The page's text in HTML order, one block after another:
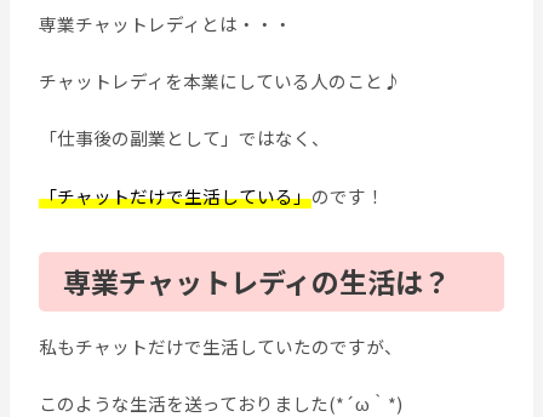
専業チャットレディとは・・・
チャットレディを本業にしている人のこと♪
「仕事後の副業として」ではなく、
「チャットだけで生活している」のです！
専業チャットレディの生活は？
私もチャットだけで生活していたのですが、
このような生活を送っておりました(*´ω｀*)